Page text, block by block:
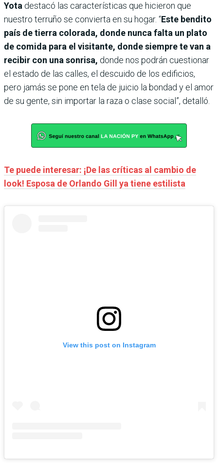
Yota destacó las características que hicieron que
nuestro terruño se convierta en su hogar. “Este bendito
país de tierra colorada, donde nunca falta un plato
de comida para el visitante, donde siempre te van a
recibir con una sonrisa, donde nos podrán cuestionar
el estado de las calles, el descuido de los edificios,
pero jamás se pone en tela de juicio la bondad y el amor
de su gente, sin importar la raza o clase social”, detalló.
Te puede interesar: ¡De las críticas al cambio de
look! Esposa de Orlando Gill ya tiene estilista
View this post on Instagram